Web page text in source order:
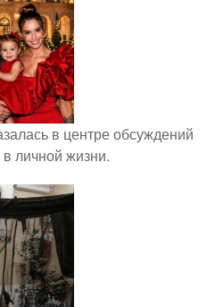
в центре обсуждений
личной жизни.